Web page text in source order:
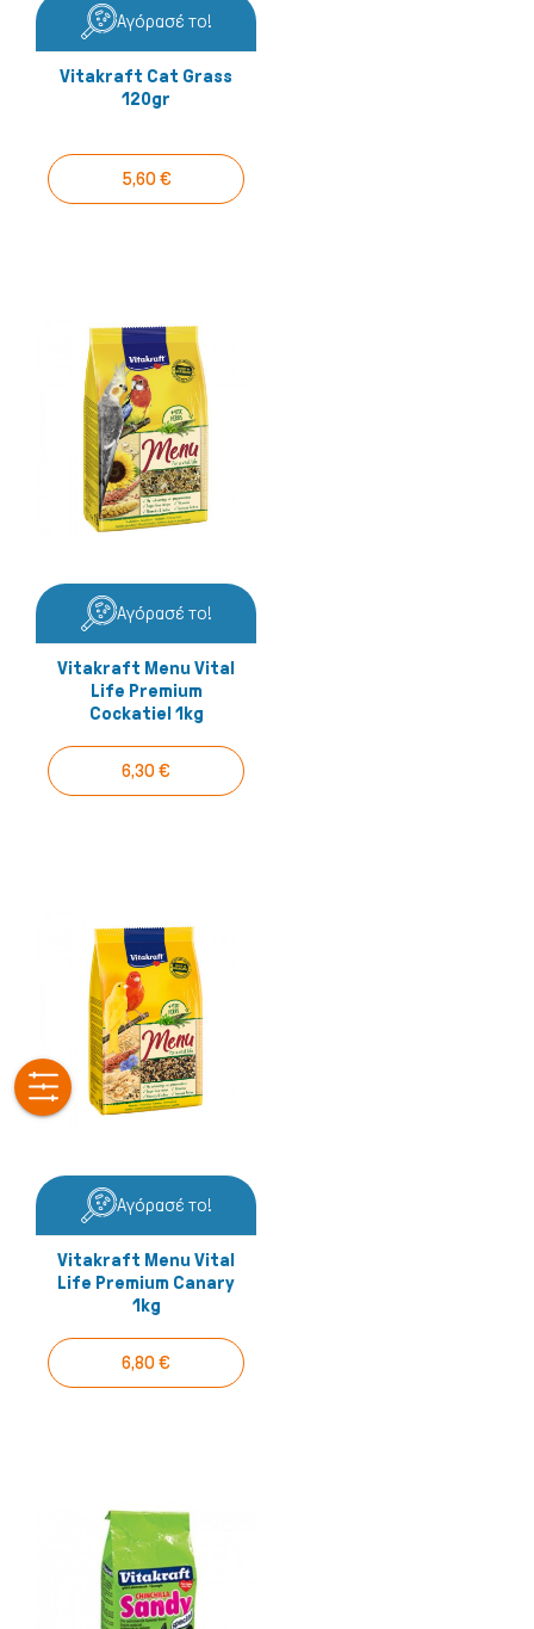
Αγόρασέ το!
Vitakraft Cat Grass
120gr
5,60 €
Αγόρασέ το!
Vitakraft Menu Vital
Life Premium
Cockatiel 1kg
6,30 €
Αγόρασέ το!
Vitakraft Menu Vital
Life Premium Canary
1kg
6,80 €